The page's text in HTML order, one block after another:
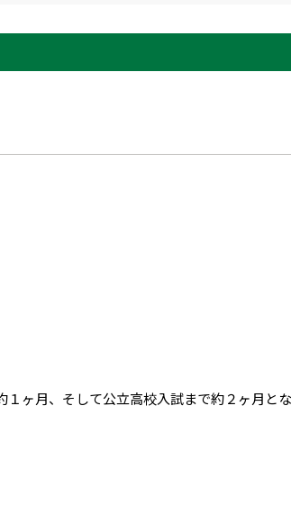
ヶ月、そして公立高校入試まで約２ヶ月とな